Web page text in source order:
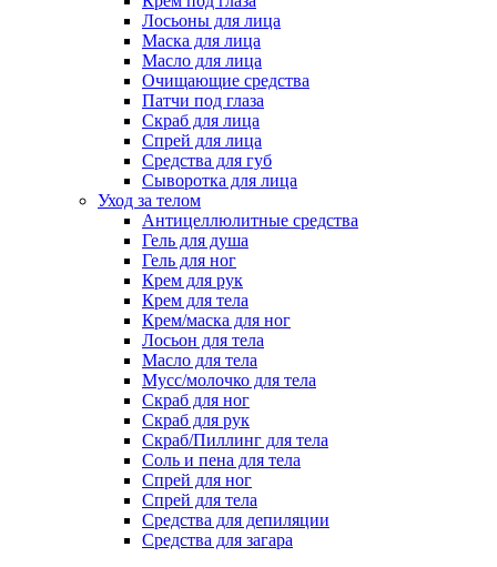
Лосьоны для лица
Маска для лица
Масло для лица
Очищающие средства
Патчи под глаза
Скраб для лица
Спрей для лица
Средства для губ
Сыворотка для лица
Уход за телом
Антицеллюлитные средства
Гель для душа
Гель для ног
Крем для рук
Крем для тела
Крем/маска для ног
Лосьон для тела
Масло для тела
Мусс/молочко для тела
Скраб для ног
Скраб для рук
Скраб/Пиллинг для тела
Соль и пена для тела
Спрей для ног
Спрей для тела
Средства для депиляции
Средства для загара